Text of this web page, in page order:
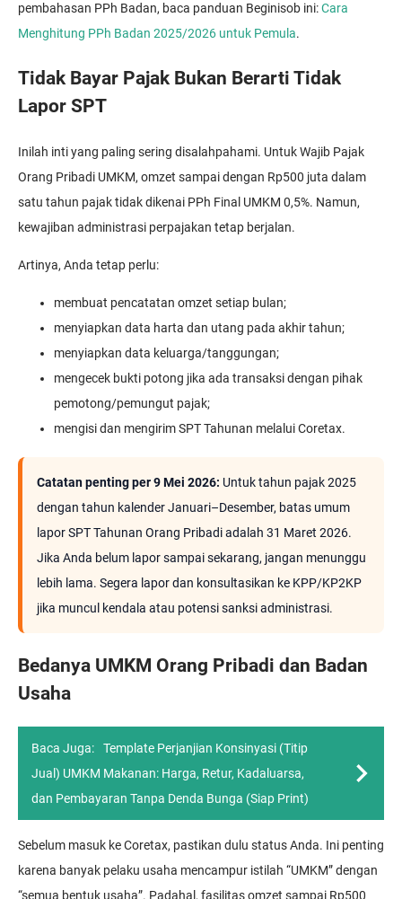
pembahasan PPh Badan, baca panduan Beginisob ini:Cara
Menghitung PPh Badan 2025/2026 untuk Pemula.
Tidak Bayar Pajak Bukan Berarti Tidak
Lapor SPT
Inilah inti yang paling sering disalahpahami. Untuk Wajib Pajak
Orang Pribadi UMKM, omzet sampai dengan Rp500 juta dalam
satu tahun pajak tidak dikenai PPh Final UMKM 0,5%. Namun,
kewajiban administrasi perpajakan tetap berjalan.
Artinya, Anda tetap perlu:
membuat pencatatan omzet setiap bulan;
menyiapkan data harta dan utang pada akhir tahun;
menyiapkan data keluarga/tanggungan;
mengecek bukti potong jika ada transaksi dengan pihak
pemotong/pemungut pajak;
mengisi dan mengirim SPT Tahunan melalui Coretax.
Catatan penting per 9 Mei 2026: Untuk tahun pajak 2025
dengan tahun kalender Januari–Desember, batas umum
lapor SPT Tahunan Orang Pribadi adalah 31 Maret 2026.
Jika Anda belum lapor sampai sekarang, jangan menunggu
lebih lama. Segera lapor dan konsultasikan ke KPP/KP2KP
jika muncul kendala atau potensi sanksi administrasi.
Bedanya UMKM Orang Pribadi dan Badan
Usaha
Baca Juga:
Template Perjanjian Konsinyasi (Titip
Jual) UMKM Makanan: Harga, Retur, Kadaluarsa,
dan Pembayaran Tanpa Denda Bunga (Siap Print)
Sebelum masuk ke Coretax, pastikan dulu status Anda. Ini penting
karena banyak pelaku usaha mencampur istilah “UMKM” dengan
“semua bentuk usaha”. Padahal, fasilitas omzet sampai Rp500